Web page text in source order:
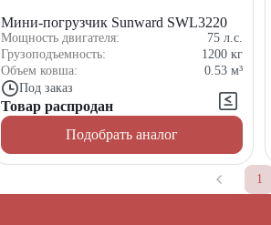
Мини-погрузчик Sunward SWL3220
Мощность двигателя: 75л.с.
Грузоподъемность:
1200кг
Объем ковша:
0.53м³
Под заказ
Товар распродан
Подобрать аналог
1